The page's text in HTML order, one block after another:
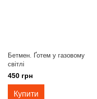
Бетмен. Ґотем у газовому
світлі
450 грн
Купити